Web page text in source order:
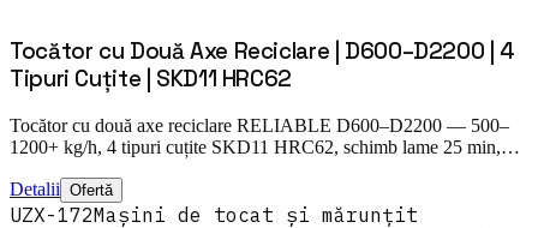
Tocător cu Două Axe Reciclare | D600–D2200 | 4
Tipuri Cuțite | SKD11 HRC62
Tocător cu două axe reciclare RELIABLE D600–D2200 — 500–
1200+ kg/h, 4 tipuri cuțite SKD11 HRC62, schimb lame 25 min,…
Detalii Ofertă
UZX-172Mașini de tocat și mărunțit